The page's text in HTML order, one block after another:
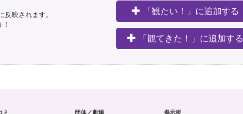
映されます。
「観たい！」に追加する
「観てきた！」に追加する
ミ 団体／劇場 掲示板